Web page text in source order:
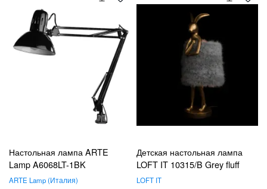
Настольная лампа ARTE
Lamp A6068LT-1BK
ARTE Lamp Италия
Детская настольная лампа
LOFT IT 10315/B Grey fluff
LOFT IT